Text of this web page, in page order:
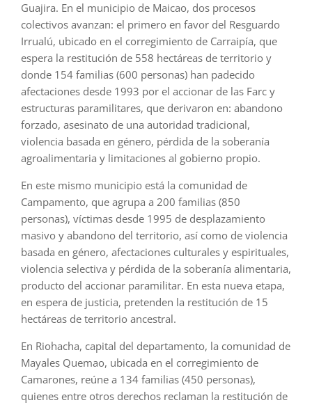
Guajira. En el municipio de Maicao, dos procesos
colectivos avanzan: el primero en favor del Resguardo
Irrualú, ubicado en el corregimiento de Carraipía, que
espera la restitución de 558 hectáreas de territorio y
donde 154 familias (600 personas) han padecido
afectaciones desde 1993 por el accionar de las Farc y
estructuras paramilitares, que derivaron en: abandono
forzado, asesinato de una autoridad tradicional,
violencia basada en género, pérdida de la soberanía
agroalimentaria y limitaciones al gobierno propio.
En este mismo municipio está la comunidad de
Campamento, que agrupa a 200 familias (850
personas), víctimas desde 1995 de desplazamiento
masivo y abandono del territorio, así como de violencia
basada en género, afectaciones culturales y espirituales,
violencia selectiva y pérdida de la soberanía alimentaria,
producto del accionar paramilitar. En esta nueva etapa,
en espera de justicia, pretenden la restitución de 15
hectáreas de territorio ancestral.
En Riohacha, capital del departamento, la comunidad de
Mayales Quemao, ubicada en el corregimiento de
Camarones, reúne a 134 familias (450 personas),
quienes entre otros derechos reclaman la restitución de